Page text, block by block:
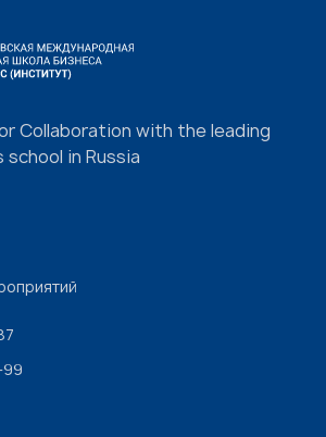
Collaboration with the leading
in Russia